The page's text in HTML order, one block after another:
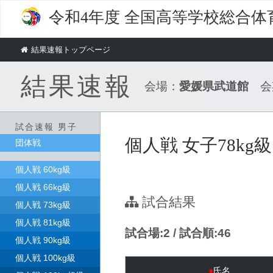
令和4年度 全国高等学校総合
結果速報トップページ
結果速報 会場： 愛媛県武道館
試合速報 男子
団体戦
個人戦 60kg級
個人戦 66kg級
個人戦 73kg級
個人戦 81kg級
個人戦 90kg級
個人戦 100kg級
個人戦 女子78kg級
試合結果
試合場:2 / 試合順:46
●氏名